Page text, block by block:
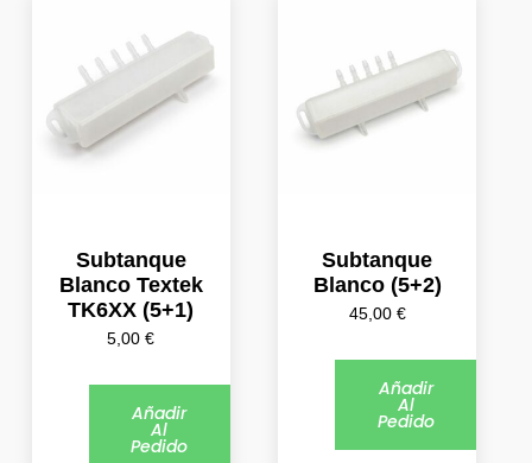
Subtanque
Blanco Textek
TK6XX (5+1)
5,00€
Añadir
Al
Pedido
Subtanque
Blanco (5+2)
45,00 €
Añadir
Al
Pedido